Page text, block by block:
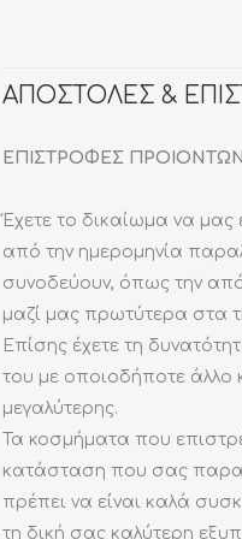
ΣΚΟΥΛΑΡΙΚΙΑ
ΧΕΙΡΟΠΕΔΑ
ΡΟΖΕΤΑ
ΔΑΧΤΥΛΙΔΙΑ
ΣΤΑΥΡΟΙ
ΚΑΡΦΙΤΣΕΣ
ΚΑΘΑΡΙΣΜΟΣ
ΑΠΟΣΤΟΛΕΣ &
ΕΠΙΣΤΡΟΦΕΣ ΠΡΟΙΟΝΤΩΝ
Έχετε το δικαίωμα να
από την ημερομηνία
συνοδεύουν, όπως την
μαζί μας πρωτύτερα στα
Επίσης έχετε τη
του με οποιοδήποτε άλλο
μεγαλύτερης.
Τα κοσμήματα που
κατάσταση που σας
πρέπει να είναι καλά
τη δική σας καλύτερη